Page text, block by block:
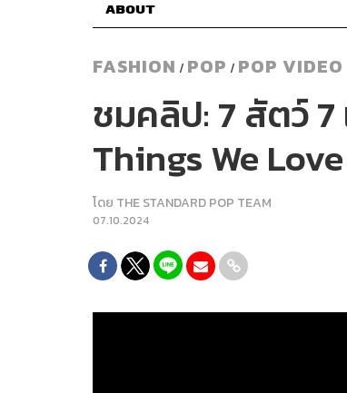
ABOUT
FASHION / POP / POP VIDEO
ชมคลิป: 7 สัตว์ 7
Things We
โดย THE STANDARD POP TEAM
07.10.2024